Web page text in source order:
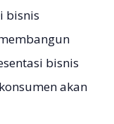
bisnis
bisnis
akan